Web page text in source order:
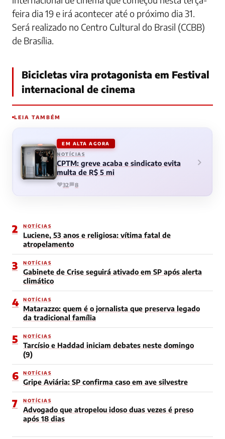
feira dia 19 e irá acontecer até o próximo dia 31.
Será realizado no Centro Cultural do Brasil (CCBB)
de Brasília.
Bicicletas vira protagonista em Festival
internacional de cinema
LEIA TAMBÉM
EM ALTA AGORA
NOTÍCIAS
CPTM: greve acaba e sindicato evita
multa de R$ 5 mi
32 8
2 NOTÍCIAS
Luciene, 53 anos e religiosa: vítima fatal de
atropelamento
3 NOTÍCIAS
Gabinete de Crise seguirá ativado em SP após alerta
climático
4 NOTÍCIAS
Matarazzo: quem é o jornalista que preserva legado
da tradicional família
5 NOTÍCIAS
Tarcísio e Haddad iniciam debates neste domingo
(9)
6 NOTÍCIAS
Gripe Aviária: SP confirma caso em ave silvestre
7 NOTÍCIAS
Advogado que atropelou idoso duas vezes é preso
após 18 dias